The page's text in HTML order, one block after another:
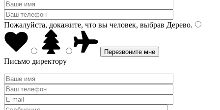
Пожалуйста, докажите, что вы человек, выбрав Дерево.
Письмо директору